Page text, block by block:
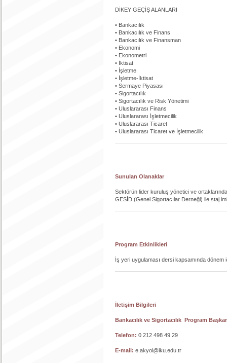
DİKEY GEÇİŞ ALANLARI
• Bankacılık
• Bankacılık ve Finans
• Bankacılık ve Finansman
• Ekonomi
• Ekonometri
• İktisat
• İşletme
• İşletme-İktisat
• Sermaye Piyasası
• Sigortacılık
• Sigortacılık ve Risk Yönetimi
• Uluslararası Finans
• Uluslararası İşletmecilik
• Uluslararası Ticaret
• Uluslararası Ticaret ve İşletmecilik
Sunulan Olanaklar
Sektörün lider kuruluş yönetici ve
GESİD (Genel Sigortacılar Derneği) ile staj
Program Etkinlikleri
İş yeri uygulaması dersi kapsamında
İletişim Bilgileri
Bankacılık ve Sigortacılık Program
Telefon: 0 212 498 49 29
E-mail: e.akyol@iku.edu.tr